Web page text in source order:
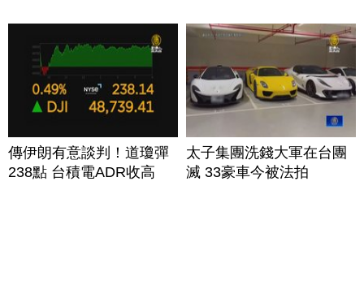
傳伊朗有意談判！道瓊彈
238點 台積電ADR收高
太子集團洗錢大軍在台團
滅 33豪車今被法拍